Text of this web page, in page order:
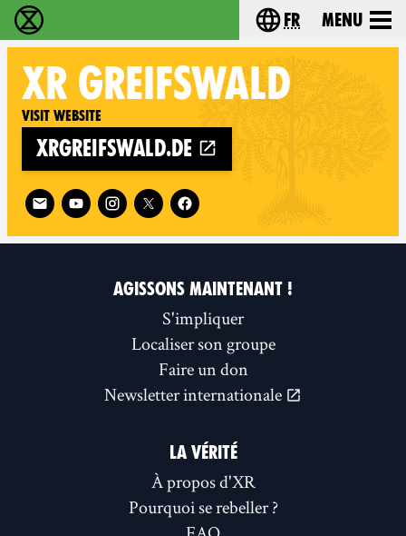
Extinction Rebellion - Home Choisissez votre
fr Menu
XR GREIFSWALD
Visit website
xrgreifswald.de
Follow XR Greifswald on
AGISSONS MAINTENANT !
S'impliquer
Localiser son groupe
Faire un don
Newsletter internationale
LA VÉRITÉ
À propos d'XR
Pourquoi se rebeller ?